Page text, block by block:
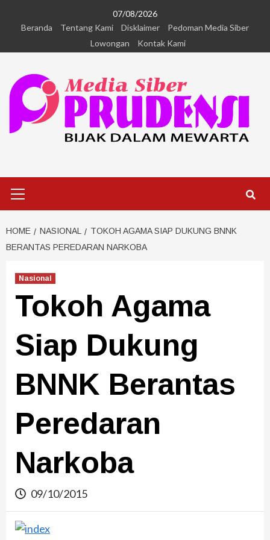
07/08/2026
Beranda
Tentang Kami Disklaimer
Pedoman Media Siber
Lowongan
Kontak Kami
HOME NASIONAL
TOKOH AGAMA SIAP DUKUNG BNNK
BERANTAS PEREDARAN NARKOBA
Nasional
Tokoh Agama
Siap Dukung
BNNK Berantas
Peredaran
Narkoba
09/10/2015